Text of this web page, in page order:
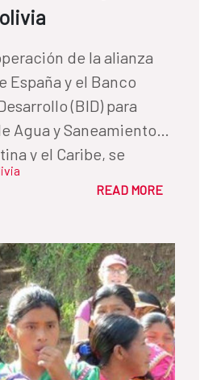
España y el Banco
(BID) para
Agua y Saneamiento
y el Caribe, se
para la selección y
de Inversiones
de la Unión
de Cooperación para
(FCAS) de la Agencia
Internacional para
así como con el apoyo
READ MORE